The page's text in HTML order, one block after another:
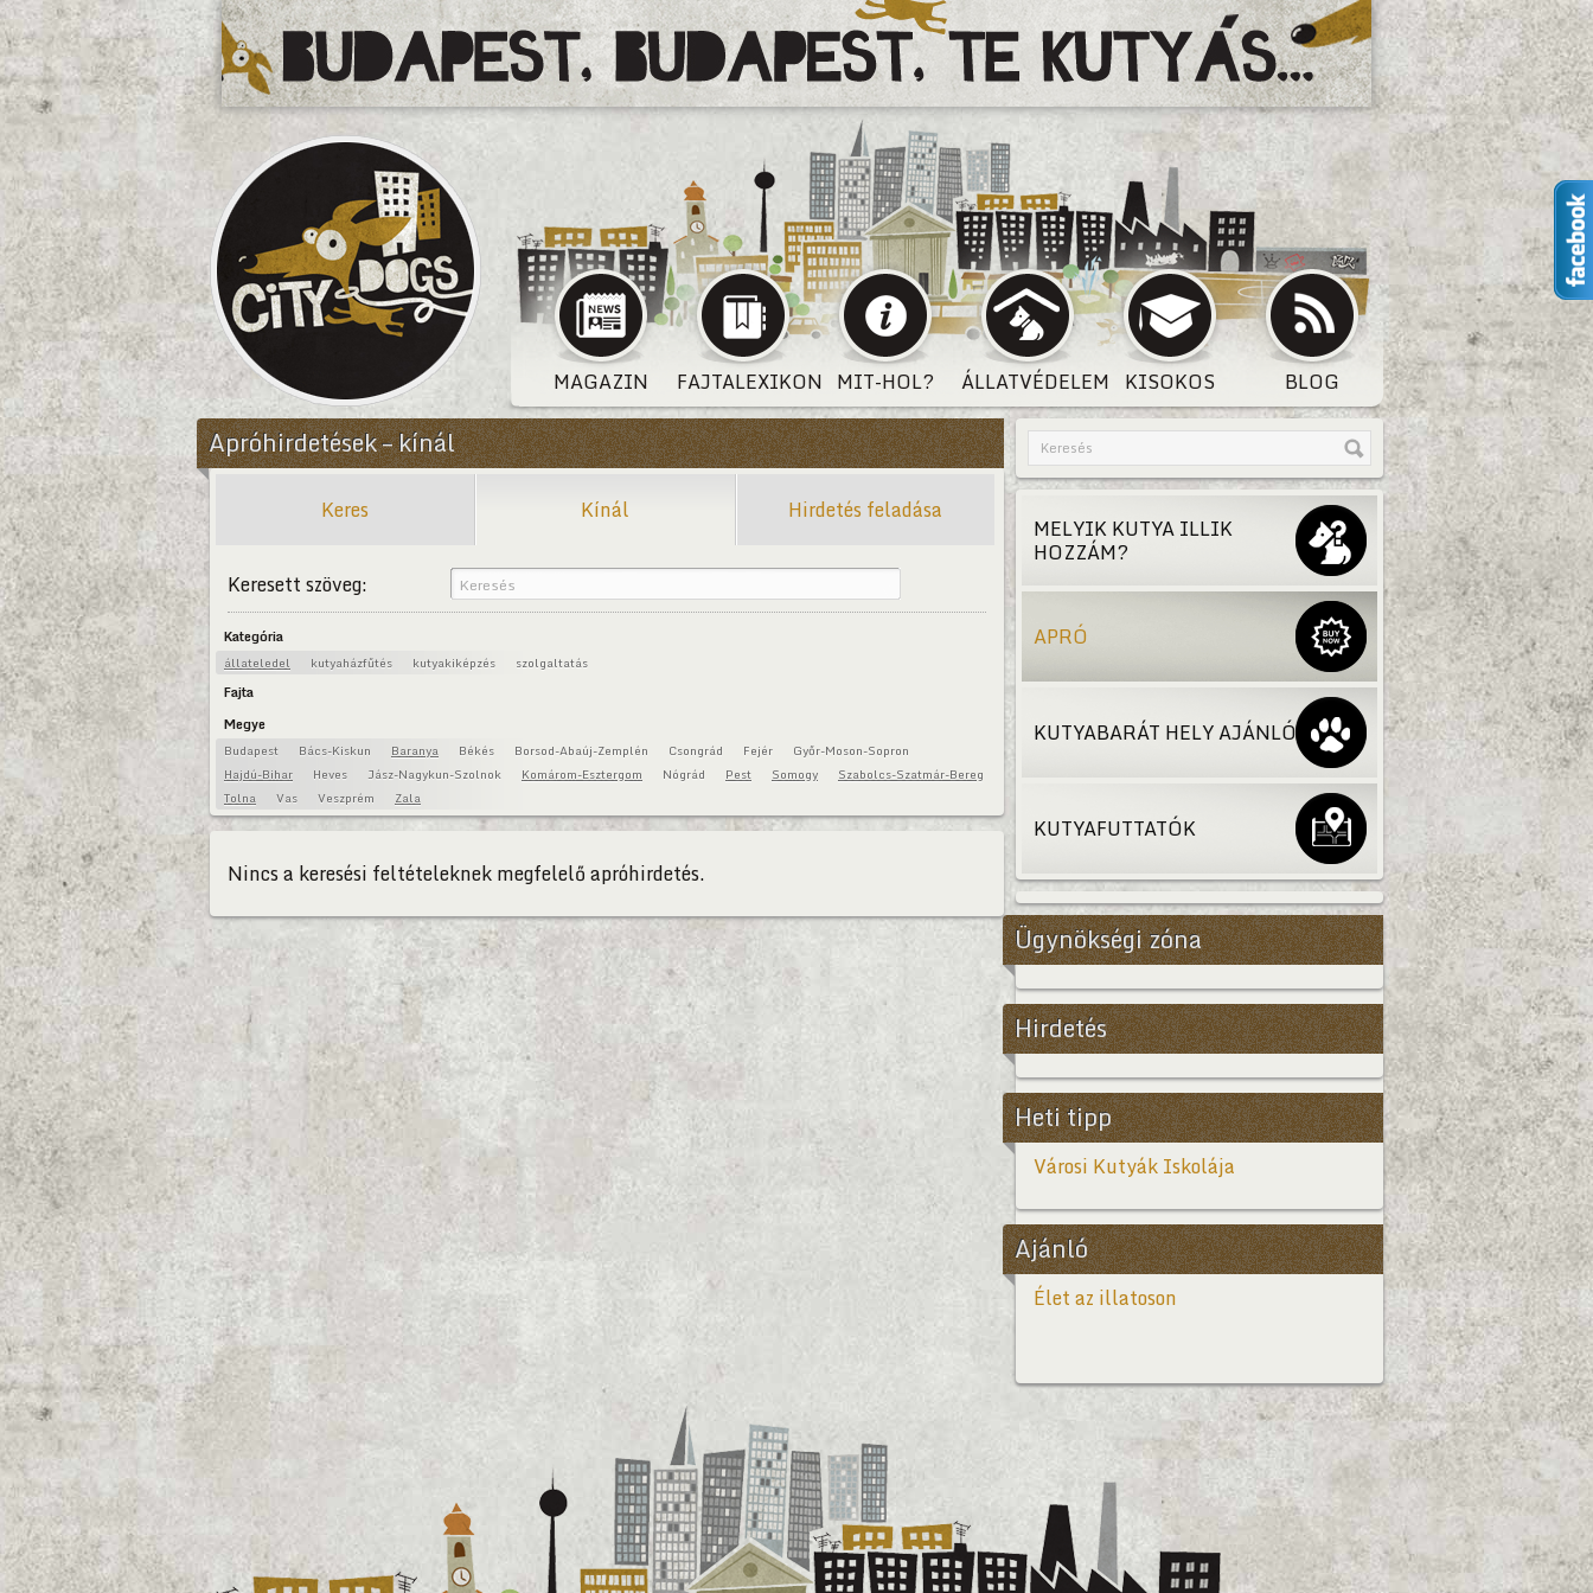
CityDogs
MAGAZIN FAJTALEXIKON MIT-HOL? ÁLLATVÉDELEM KISOKOS BLOG
Apróhirdetések – kínál
Keres Kínál Hirdetés feladása
Keresett szöveg:
Kategória
állateledel kutyaházfűtés kutyakiképzés szolgaltatás
Fajta
Megye
Budapest Bács-Kiskun Baranya Békés Borsod-Abaúj-Zemplén Csongrád Fejér
Győr-Moson-Sopron
Hajdú-Bihar
Heves Jász-Nagykun-Szolnok Komárom-Esztergom Nógrád Pest Somogy
Szabolcs-Szatmár-Bereg
Tolna
Vas Veszprém Zala
Nincs a keresési feltételeknek megfelelő apróhirdetés.
MELYIK KUTYA ILLIK
HOZZÁM?
APRÓ
KUTYABARÁT HELY AJÁNLÓ
KUTYAFUTTATÓK
Ügynökségi zóna
Hirdetés
Heti tipp
Városi Kutyák Iskolája
Ajánló
Élet az illatoson